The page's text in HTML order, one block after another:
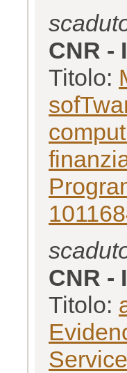
CNR -
Titolo:
CNR -
Titolo: